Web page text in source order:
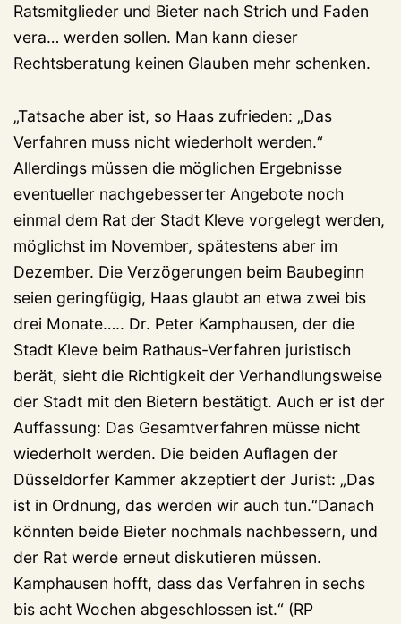
Ratsmitglieder und Bieter nach Strich und Faden
vera… werden sollen. Man kann dieser
Rechtsberatung keinen Glauben mehr schenken.
„Tatsache aber ist, so Haas zufrieden: „Das
Verfahren muss nicht wiederholt werden.“
Allerdings müssen die möglichen Ergebnisse
eventueller nachgebesserter Angebote noch
einmal dem Rat der Stadt Kleve vorgelegt werden,
möglichst im November, spätestens aber im
Dezember. Die Verzögerungen beim Baubeginn
seien geringfügig, Haas glaubt an etwa zwei bis
drei Monate….. Dr. Peter Kamphausen, der die
Stadt Kleve beim Rathaus-Verfahren juristisch
berät, sieht die Richtigkeit der Verhandlungsweise
der Stadt mit den Bietern bestätigt. Auch er ist der
Auffassung: Das Gesamtverfahren müsse nicht
wiederholt werden. Die beiden Auflagen der
Düsseldorfer Kammer akzeptiert der Jurist: „Das
ist in Ordnung, das werden wir auch tun.“Danach
könnten beide Bieter nochmals nachbessern, und
der Rat werde erneut diskutieren müssen.
Kamphausen hofft, dass das Verfahren in sechs
bis acht Wochen abgeschlossen ist.“ (RP